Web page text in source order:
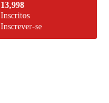
13,998
Inscritos
Inscrever-se